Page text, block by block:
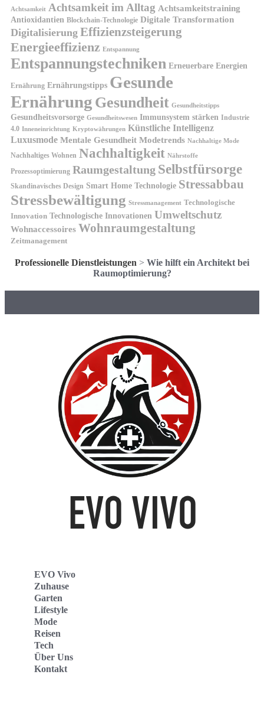
Achtsamkeit Achtsamkeit im Alltag Achtsamkeitstraining
Antioxidantien Blockchain-Technologie Digitale Transformation
Digitalisierung Effizienzsteigerung
Energieeffizienz Entspannung
Entspannungstechniken Erneuerbare Energien
Ernährung Ernährungstipps Gesunde
Ernährung Gesundheit Gesundheitstipps
Gesundheitsvorsorge Gesundheitswesen Immunsystem stärken Industrie
4.0 Inneneinrichtung Kryptowährungen Künstliche Intelligenz
Luxusmode Mentale Gesundheit Modetrends Nachhaltige Mode
Nachhaltiges Wohnen Nachhaltigkeit Nährstoffe
Prozessoptimierung Raumgestaltung Selbstfürsorge
Skandinavisches Design Smart Home Technologie Stressabbau
Stressbewältigung Stressmanagement Technologische
Innovation Technologische Innovationen Umweltschutz
Wohnaccessoires Wohnraumgestaltung
Zeitmanagement
Professionelle Dienstleistungen > Wie hilft ein Architekt bei
Raumoptimierung?
EVO Vivo
Zuhause
Garten
Lifestyle
Mode
Reisen
Tech
Über Uns
Kontakt